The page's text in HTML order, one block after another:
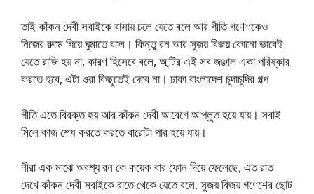
তাই কাঁকন দেবী সবাইকে বাসায় চলে যেতে বলে আর গীতি গণেশকেও
নিজের রুমে গিয়ে ঘুমাতে বলে। কিন্তু রন আর সুজয় বিজয় কোনো ভাবেই
যেতে রাজি হয় না, কারণ হিসেবে বলে, আন্টির এই সব জঞ্জাল একা পরিষ্কার
করতে হবে, এটা ওরা কিছুতেই দেবে না। ঢাকা বাংলাদেশ চুদাচুদির গল্প
গীতি এতে বিরক্ত হয় আর কাঁকন দেবী আবেগে আপ্লুত হয়ে যায়। সবাই
মিলে কাজ শেষ করতে করতে বারোটা পার হয়ে যায়।
নীরা এক মাঝে অবশ্য রন কে কয়েক বার ফোন দিয়ে ফেলেছে, এত রাত
দেখে কাঁকন দেবী সবাইকে রাতে থেকে যেতে বলে, সুজয় বিজয় গণেশের ছোট